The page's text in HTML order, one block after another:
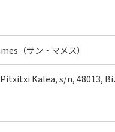
（サン・マメス）
Kalea, s/n, 48013,